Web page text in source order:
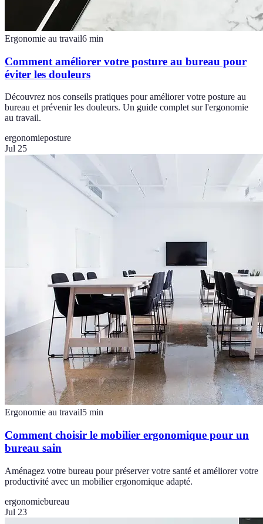
Ergonomie au travail6 min
Comment améliorer votre posture au bureau pour
éviter les douleurs
Découvrez nos conseils pratiques pour améliorer votre posture au
bureau et prévenir les douleurs. Un guide complet sur l'ergonomie
au travail.
ergonomieposture
Jul 25
Ergonomie au travail5 min
Comment choisir le mobilier ergonomique pour un
bureau sain
Aménagez votre bureau pour préserver votre santé et améliorer votre
productivité avec un mobilier ergonomique adapté.
ergonomiebureau
Jul 23